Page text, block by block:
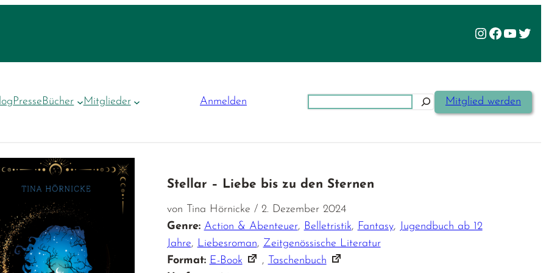
Instagram
Facebook
PresseBücher Mitglieder Anmelden Mitglied werden
Stellar – Liebe bis zu den Sternen
von Tina Hörnicke / 2. Dezember 2024
Genre: Action & Abenteuer, Belletristik, Fantasy, Jugendbuch ab 12
Jahre, Liebesroman, Zeitgenössische Literatur
Format: E-Book ,
Taschenbuch